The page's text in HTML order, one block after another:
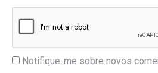
Notifique-me sobre novos